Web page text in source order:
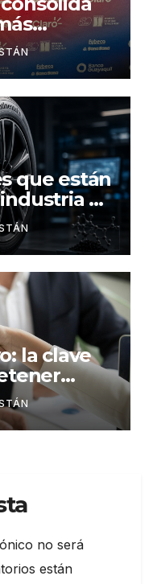
que están
de
el
la clave
no será
están